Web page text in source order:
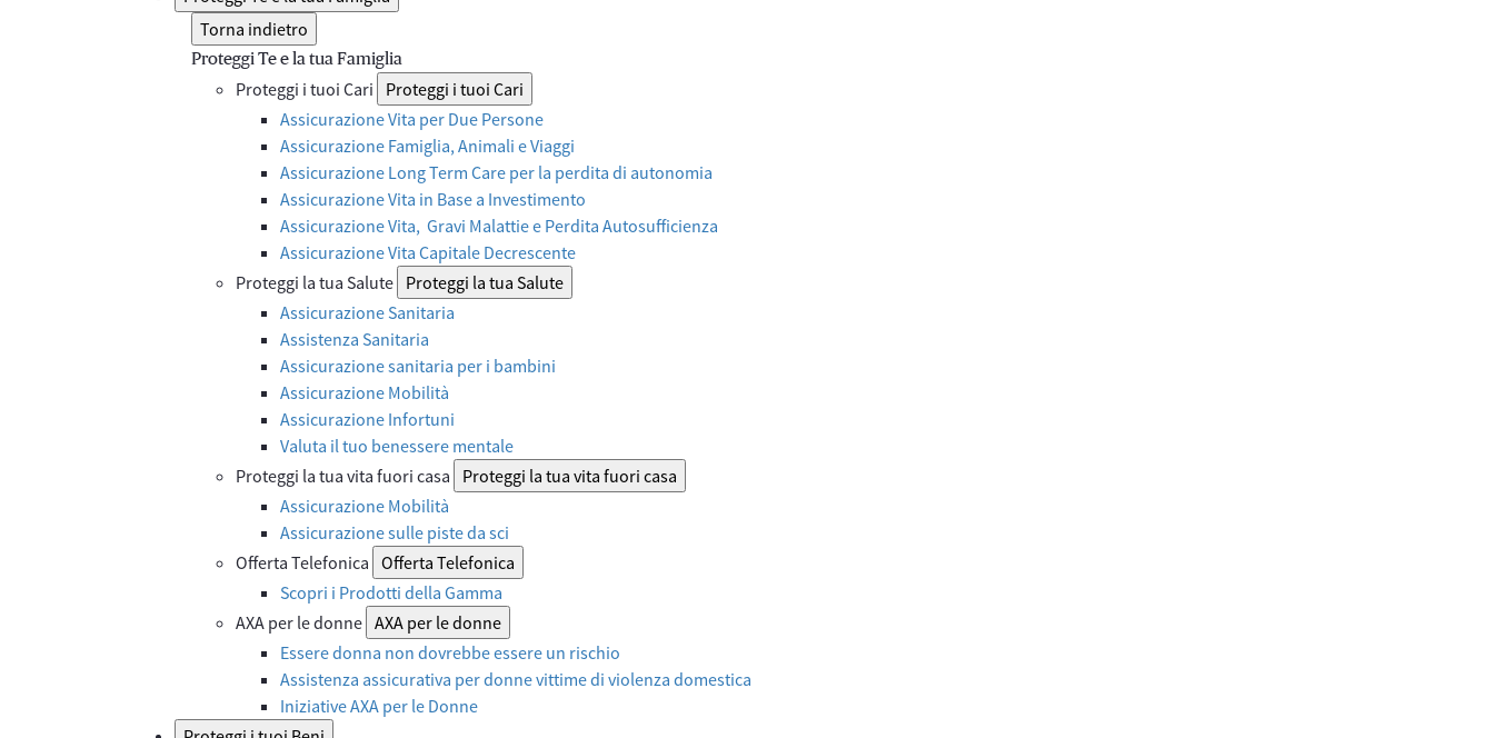
Torna indietro
Proteggi Te e la tua Famiglia
Proteggi i tuoi Cari
Proteggi i tuoi Cari
Assicurazione Vita per Due Persone
Assicurazione Famiglia, Animali e Viaggi
Assicurazione Long Term Care per la perdita di autonomia
Assicurazione Vita in Base a Investimento
Assicurazione Vita, Gravi Malattie e Perdita Autosufficienza
Assicurazione Vita Capitale Decrescente
Proteggi la tua Salute Proteggi la tua Salute
Assicurazione Sanitaria
Assistenza Sanitaria
Assicurazione sanitaria per i bambini
Assicurazione Mobilità
Assicurazione Infortuni
Valuta il tuo benessere mentale
Proteggi la tua vita fuori casa
Proteggi la tua vita fuori casa
Assicurazione Mobilità
Assicurazione sulle piste da sci
Offerta Telefonica Offerta Telefonica
Scopri i Prodotti della Gamma
AXA per le donne AXA per le donne
Essere donna non dovrebbe essere un rischio
Assistenza assicurativa per donne vittime di violenza domestica
Iniziative AXA per le Donne